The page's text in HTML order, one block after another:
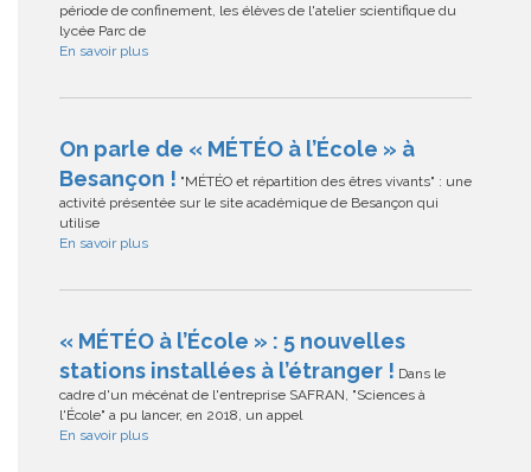
période de confinement, les élèves de l'atelier scientifique du
lycée Parc de
En savoir plus
On parle de « MÉTÉO à l’École » à
Besançon ! "MÉTÉO et répartition des êtres vivants" : une
activité présentée sur le site académique de Besançon qui
utilise
En savoir plus
« MÉTÉO à l’École » : 5 nouvelles
stations installées à l’étranger ! Dans le
cadre d'un mécénat de l'entreprise SAFRAN, "Sciences à
l'École" a pu lancer, en 2018, un appel
En savoir plus